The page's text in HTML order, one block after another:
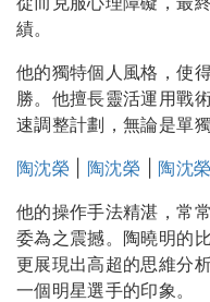
績。
他的獨特個人風格，使
勝。他擅長靈活運用戰
速調整計劃，無論是單
陶沈榮
陶沈榮 陶沈榮
他的操作手法精湛，常
委為之震撼。陶曉明的
更展現出高超的思維分
一個明星選手的印象。